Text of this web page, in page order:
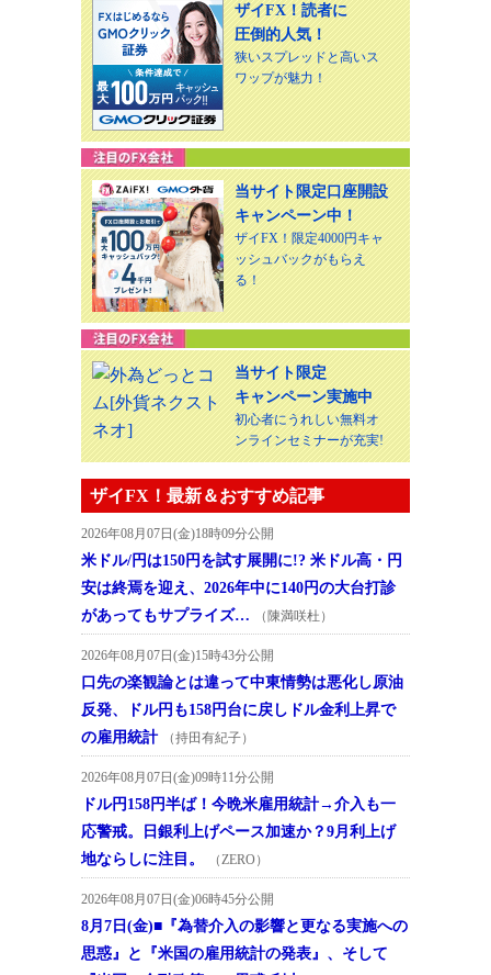
ザイFX！読者に
圧倒的人気！
狭いスプレッドと高いス
ワップが魅力！
当サイト限定口座開設
キャンペーン中！
ザイFX！限定4000円キャ
ッシュバックがもらえ
る！
当サイト限定
キャンペーン実施中
初心者にうれしい無料オ
ンラインセミナーが充実!
ザイFX！最新＆おすすめ記事
2026年08月07日(金)18時09分公開
米ドル/円は150円を試す展開に!? 米ドル高・円
安は終焉を迎え、2026年中に140円の大台打診
があってもサプライズ…
（陳満咲杜）
2026年08月07日(金)15時43分公開
口先の楽観論とは違って中東情勢は悪化し原油
反発、ドル円も158円台に戻しドル金利上昇で
の雇用統計
（持田有紀子）
2026年08月07日(金)09時11分公開
ドル円158円半ば！今晩米雇用統計→介入も一
応警戒。日銀利上げペース加速か？9月利上げ
地ならしに注目。
（ZERO）
2026年08月07日(金)06時45分公開
8月7日(金)■『為替介入の影響と更なる実施への
思惑』と『米国の雇用統計の発表』、そして